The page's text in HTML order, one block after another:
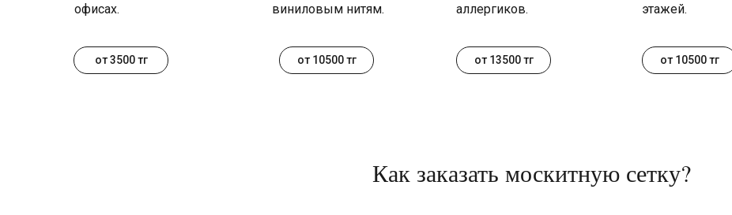
офисах.
виниловым нитям.
аллергиков.
этажей.
от 3500 тг от 10500 тг от 13500 тг от 10500 тг
Как заказать москитную сетку?